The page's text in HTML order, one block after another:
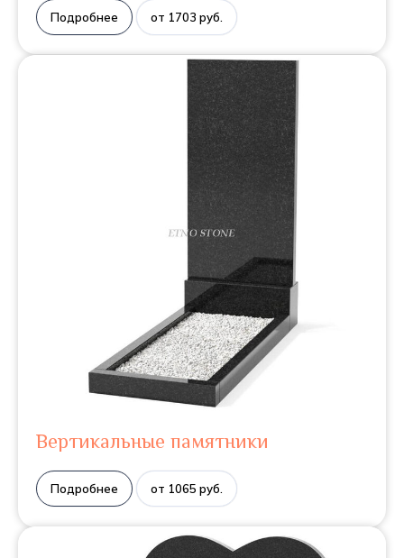
Подробнее от 1703 руб.
Вертикальные памятники
Подробнее от 1065 руб.